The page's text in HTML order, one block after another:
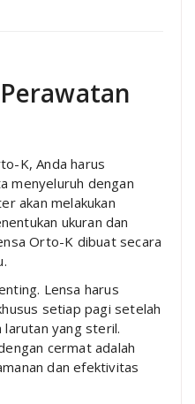
K, Anda harus
menyeluruh dengan
akan melakukan
ukuran dan
Orto-K dibuat secara
Lensa harus
setiap pagi setelah
larutan yang steril.
cermat adalah
dan efektivitas